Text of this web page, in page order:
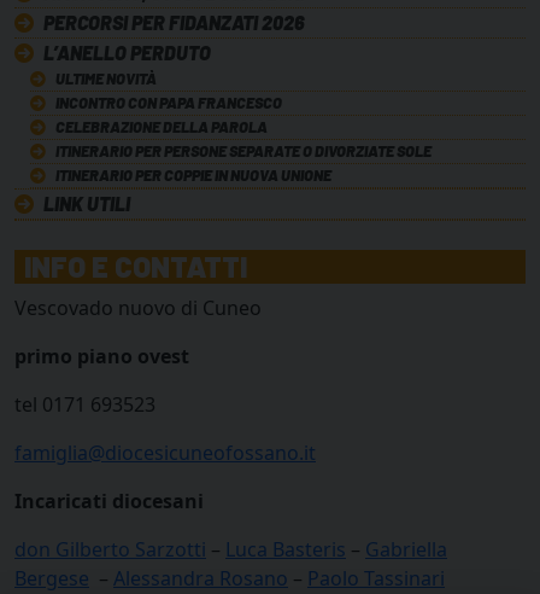
PERCORSI PER FIDANZATI 2026
L’ANELLO PERDUTO
ULTIME NOVITÀ
INCONTRO CON PAPA FRANCESCO
CELEBRAZIONE DELLA PAROLA
ITINERARIO PER PERSONE SEPARATE O DIVORZIATE SOLE
ITINERARIO PER COPPIE IN NUOVA UNIONE
LINK UTILI
INFO E CONTATTI
Vescovado nuovo di Cuneo
primo piano ovest
tel 0171 693523
famiglia@diocesicuneofossano.it
Incaricati diocesani
don Gilberto Sarzotti – Luca Basteris – Gabriella
Bergese – Alessandra Rosano – Paolo Tassinari